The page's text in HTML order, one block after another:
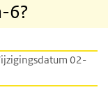
6?
02-